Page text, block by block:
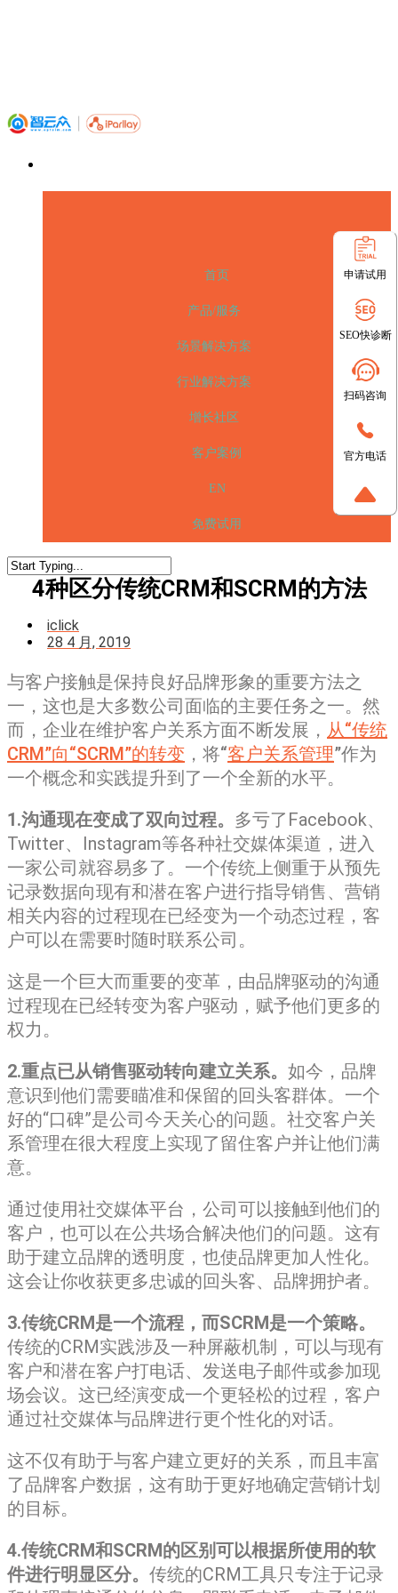
首页
产品/服务
场景解决方案
行业解决方案
增长社区
客户案例
EN
免费试用
4种区分传统CRM和SCRM的方法
iclick
28 4 月, 2019
与客户接触是保持良好品牌形象的重要方法之
一，这也是大多数公司面临的主要任务之一。然
而，企业在维护客户关系方面不断发展， 从“传统
CRM”向“SCRM”的转变 ，将“客户关系管理”作为
一个概念和实践提升到了一个全新的水平。
1.沟通现在变成了双向过程。 多亏了Facebook、
Twitter、Instagram等各种社交媒体渠道，进入
一家公司就容易多了。一个传统上侧重于从预先
记录数据向现有和潜在客户进行指导销售、营销
相关内容的过程现在已经变为一个动态过程，客
户可以在需要时随时联系公司。
这是一个巨大而重要的变革，由品牌驱动的沟通
过程现在已经转变为客户驱动，赋予他们更多的
权力。
2.重点已从销售驱动转向建立关系。 如今，品牌
意识到他们需要瞄准和保留的回头客群体。一个
好的“口碑”是公司今天关心的问题。社交客户关
系管理在很大程度上实现了留住客户并让他们满
意。
通过使用社交媒体平台，公司可以接触到他们的
客户，也可以在公共场合解决他们的问题。这有
助于建立品牌的透明度，也使品牌更加人性化。
这会让你收获更多忠诚的回头客、品牌拥护者。
3.传统CRM是一个流程，而SCRM是一个策略。
传统的CRM实践涉及一种屏蔽机制，可以与现有
客户和潜在客户打电话、发送电子邮件或参加现
场会议。这已经演变成一个更轻松的过程，客户
通过社交媒体与品牌进行更个性化的对话。
这不仅有助于与客户建立更好的关系，而且丰富
了品牌客户数据，这有助于更好地确定营销计划
的目标。
4.传统CRM和SCRM的区别可以根据所使用的软
件进行明显区分。 传统的CRM工具只专注于记录
申请试用
SEO快诊断
扫码咨询
官方电话